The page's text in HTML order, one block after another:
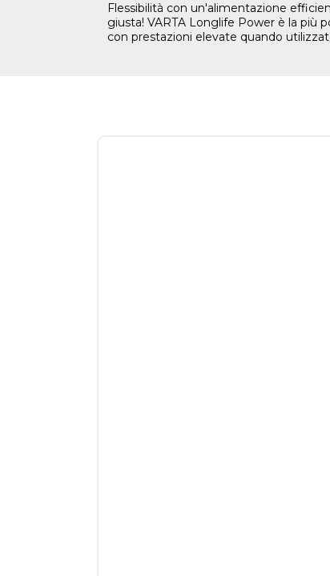
Flessibilità con un'alimentazione
giusta! VARTA Longlife Power è la più
con prestazioni elevate quando